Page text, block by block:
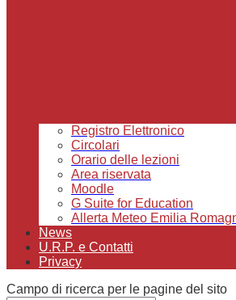
Registro Elettronico
Circolari
Orario delle lezioni
Area riservata
Moodle
G Suite for Education
Allerta Meteo Emilia
News
U.R.P. e Contatti
Privacy
Campo di ricerca per le pagine del sito